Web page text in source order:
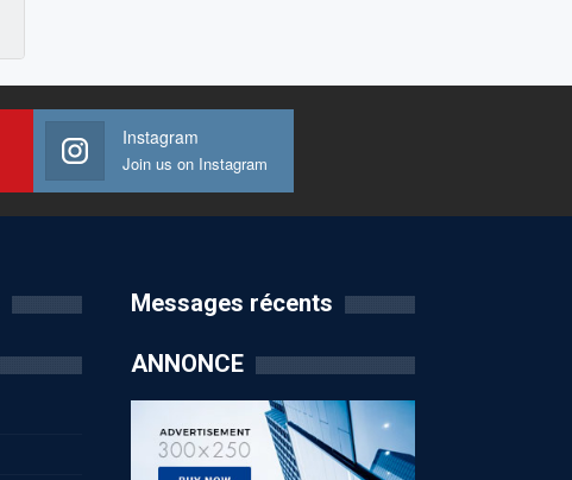
Instagram
Join us on Instagram
Messages récents
ANNONCE